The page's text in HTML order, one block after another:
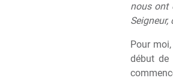
nous ont
Seigneur,
Pour
début de